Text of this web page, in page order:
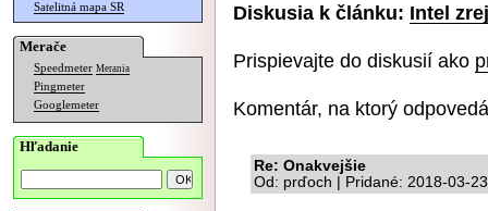
Satelitná mapa SR
Merače
Speedmeter Merania
Pingmeter
Googlemeter
Hľadanie
Diskusia k článku: Intel
Prispievajte do diskusií ako
Komentár, na ktorý
Re: Onakvejšie
Od: prďoch | Pridané: 2018-03-